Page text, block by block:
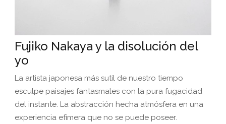
Fujiko Nakaya y la disolución del
yo
La artista japonesa más sutil de nuestro tiempo
esculpe paisajes fantasmales con la pura fugacidad
del instante. La abstracción hecha atmósfera en una
experiencia efímera que no se puede poseer.